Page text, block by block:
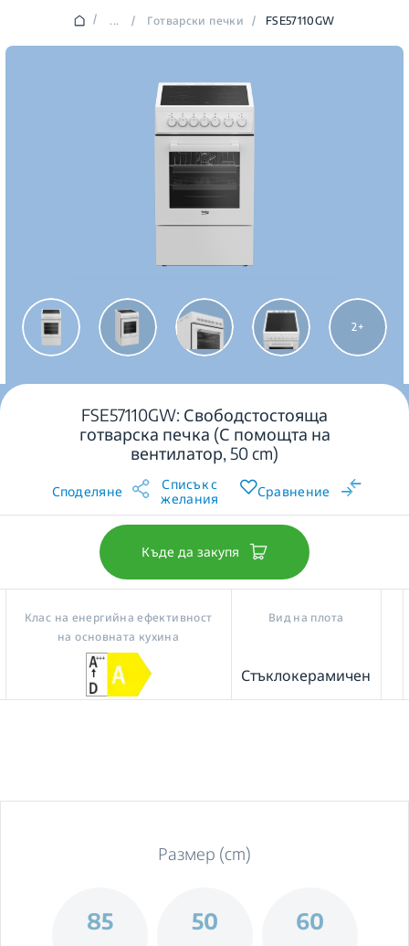
/ ... / Готварски печки / FSE57110GW
2
FSE57110GW: Свободстостояща
готварска печка (С помощта на
вентилатор, 50 cm)
Споделяне
Списък с
желания
Сравнение
Къде да закупя
Клас на енергийна ефективност
на основната кухина
Вид на плота
Стъклокерамичен
Размер (cm)
85 50 60